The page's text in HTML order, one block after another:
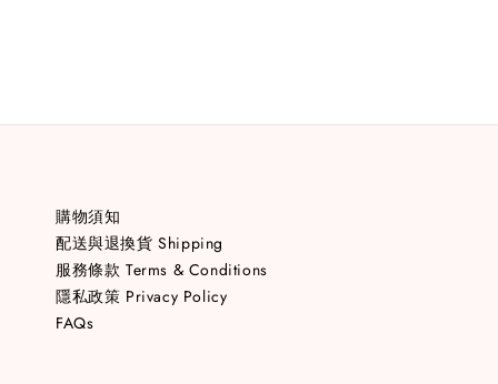
購物須知
配送與退換貨 Shipping
服務條款 Terms & Conditions
隱私政策 Privacy Policy
FAQs